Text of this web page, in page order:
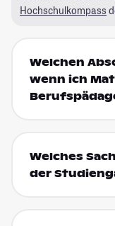
Hochschulkompass
Welchen
wenn ich
Welches
der